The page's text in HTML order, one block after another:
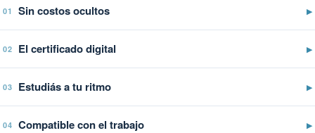
01 Sin costos ocultos ▶
02 El certificado digital ▶
03 Estudiás a tu ritmo ▶
04 Compatible con el trabajo ▶